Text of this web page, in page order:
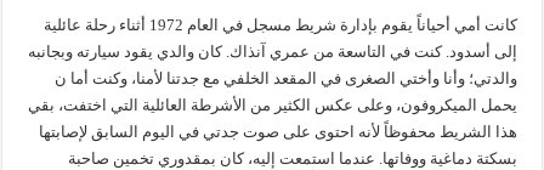
كانت أمي أحياناً يقوم بإدارة شريط مسجل في العام 1972 أثناء رحلة عائلية
إلى أسدود. كنت في التاسعة من عمري آنذاك. كان والدي يقود سيارته وبجانبه
والدتي؛ وأنا وأختي الصغرى في المقعد الخلفي مع جدتنا لأمنا، وكنت أما ن
يحمل الميكروفون، وعلى عكس الكثير من الأشرطة العائلية التي اختفت، بقي
هذا الشريط محفوظاً لأنه احتوى على صوت جدتي في اليوم السابق لإصابتها
بسكتة دماغية ووفاتها. عندما استمعت إليه، كان بمقدوري تخمين صاحبة